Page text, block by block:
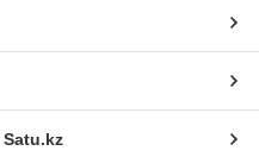
Satu.kz